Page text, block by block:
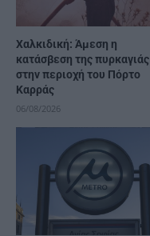
Χαλκιδική: Άμεση η
κατάσβεση της πυρκαγιάς
στην περιοχή του Πόρτο
Καρράς
06/08/2026